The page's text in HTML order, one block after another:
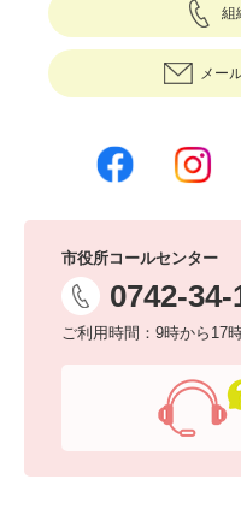
組
メー
市役所コールセンター
0742-34-
ご利用時間：9時から17